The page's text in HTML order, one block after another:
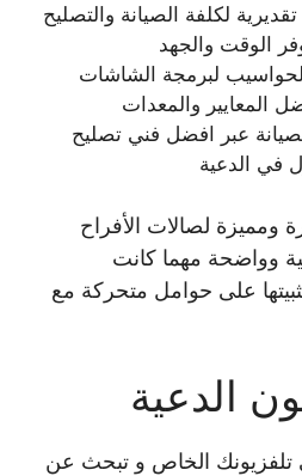
لكلفة الصيانة والتصليح
الوقت والجهد
لبرمجة الشاشات
المعايير والمعدات
عبر افضل فني تصليح
في الدعية
ومميزة لصالات الأفراح
وواضحة مهما كانت
على حوامل متحركة مع
الدعية
الخاص و تبحث عن